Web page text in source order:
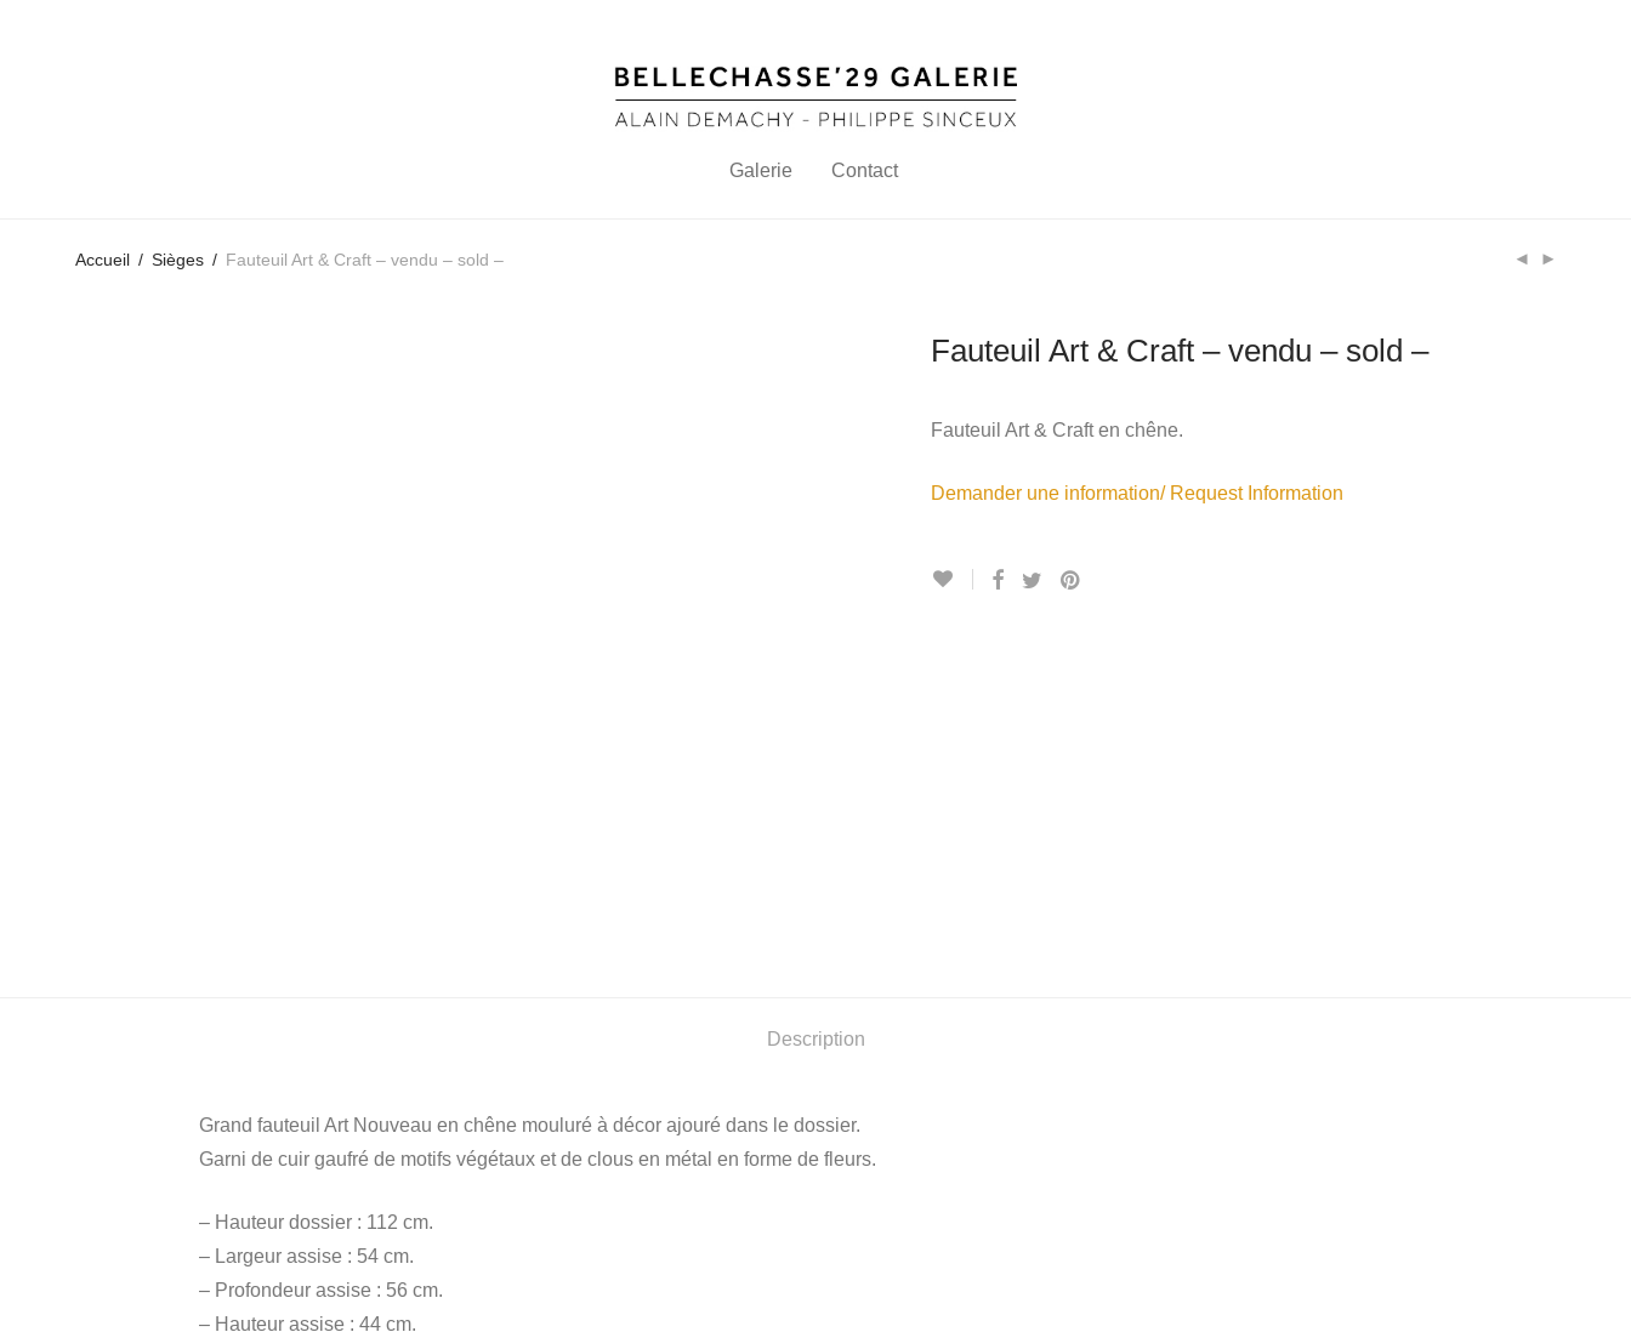
Galerie Contact
Accueil / Sièges / Fauteuil Art & Craft – vendu – sold –
Fauteuil Art & Craft – vendu – sold –
Fauteuil Art & Craft en chêne.
Demander une information/ Request Information
Description
Grand fauteuil Art Nouveau en chêne mouluré à décor ajouré dans le dossier.
Garni de cuir gaufré de motifs végétaux et de clous en métal en forme de fleurs.
– Hauteur dossier : 112 cm.
– Largeur assise : 54 cm.
– Profondeur assise : 56 cm.
– Hauteur assise : 44 cm.